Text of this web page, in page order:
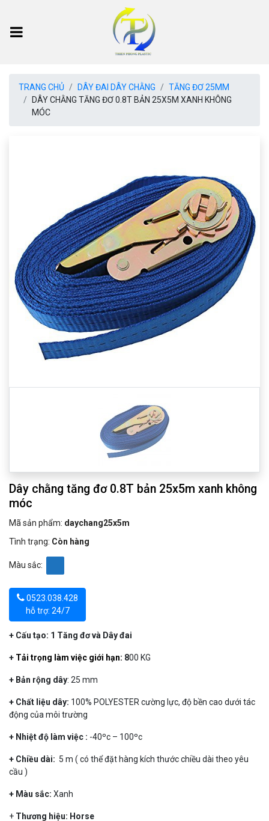
TRANG CHỦ DÂY ĐAI DÂY CHẰNG
TĂNG ĐƠ 25MM
DÂY CHẰNG TĂNG ĐƠ 0.8T BẢN 25X5M XANH KHÔNG
MÓC
Dây chằng tăng đơ 0.8T bản 25x5m xanh không
móc
Mã sản phẩm: daychang25x5m
Tình trạng: Còn hàng
Màu sắc:
0523.038.428
hỗ trợ: 24/7
+ Cấu tạo: 1 Tăng đơ và Dây đai
+ Tải trọng làm việc giới hạn: 800 KG
+ Bản rộng dây: 25 mm
+ Chất liệu dây: 100% POLYESTER cường lực, độ bền cao dưới tác
động của môi trường
+ Nhiệt độ làm việc : -40ºc – 100ºc
+ Chiều dài: 5 m ( có thể đặt hàng kích thước chiều dài theo yêu
cầu )
+ Màu sắc: Xanh
+ Thương hiệu: Horse